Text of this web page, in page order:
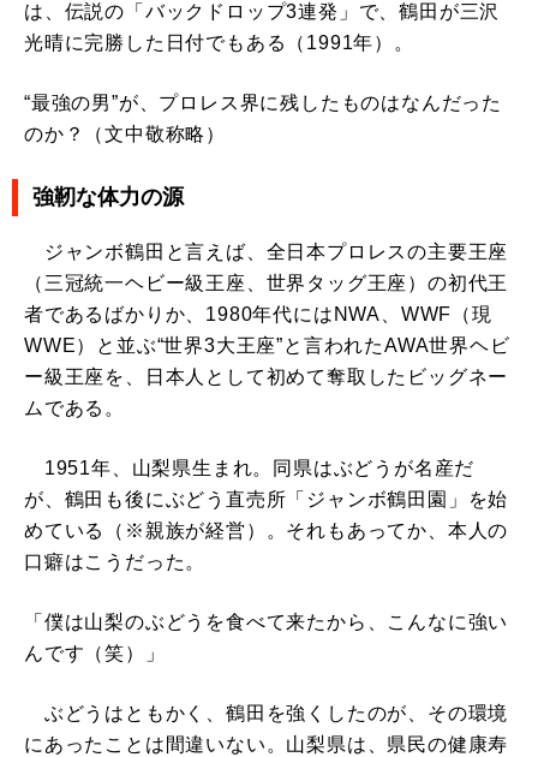
は、伝説の「バックドロップ3連発」で、鶴田が三沢
光晴に完勝した日付でもある（1991年）。
“最強の男”が、プロレス界に残したものはなんだった
のか？（文中敬称略）
強靭な体力の源
ジャンボ鶴田と言えば、全日本プロレスの主要王座
（三冠統一ヘビー級王座、世界タッグ王座）の初代王
者であるばかりか、1980年代にはNWA、WWF（現
WWE）と並ぶ“世界3大王座”と言われたAWA世界ヘビ
ー級王座を、日本人として初めて奪取したビッグネー
ムである。
1951年、山梨県生まれ。同県はぶどうが名産だ
が、鶴田も後にぶどう直売所「ジャンボ鶴田園」を始
めている（※親族が経営）。それもあってか、本人の
口癖はこうだった。
「僕は山梨のぶどうを食べて来たから、こんなに強い
んです（笑）」
ぶどうはともかく、鶴田を強くしたのが、その環境
にあったことは間違いない。山梨県は、県民の健康寿